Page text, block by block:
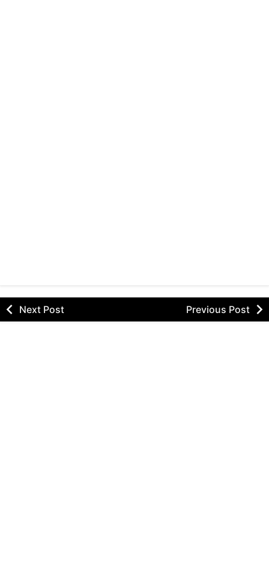
Next Post Previous Post